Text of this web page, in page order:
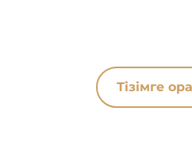
Тізімге